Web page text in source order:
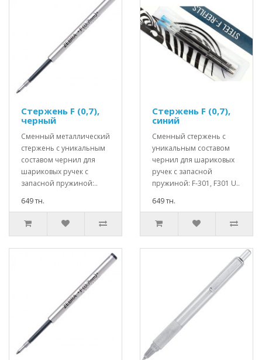
Стержень F (0,7),
черный
Сменный металлический
стержень с уникальным
составом чернил для
шариковых ручек с
запасной пружиной:..
649 тн.
Стержень F (0,7),
синий
Сменный стержень с
уникальным составом
чернил для шариковых
ручек с запасной
пружиной: F-301, F301 U..
649 тн.